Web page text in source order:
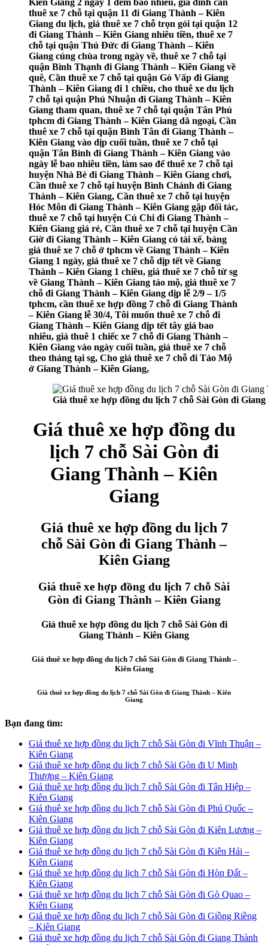
Kiên Giang 2 ngày 1 đêm bao nhiêu, gia đình cần
thuê xe 7 chỗ tại quận 11 đi Giang Thành – Kiên
Giang du lịch, giá thuê xe 7 chỗ trọn gói tại quận 12
đi Giang Thành – Kiên Giang nhiêu tiền, thuê xe 7
chỗ tại quận Thủ Đức đi Giang Thành – Kiên
Giang cúng chùa trong ngày về, thuê xe 7 chỗ tại
quận Bình Thạnh đi Giang Thành – Kiên Giang về
quê, Cần thuê xe 7 chỗ tại quận Gò Vấp đi Giang
Thành – Kiên Giang đi 1 chiều, cho thuê xe du lịch
7 chỗ tại quận Phú Nhuận đi Giang Thành – Kiên
Giang tham quan, thuê xe 7 chỗ tại quận Tân Phú
tphcm đi Giang Thành – Kiên Giang dã ngoại, Cần
thuê xe 7 chỗ tại quận Bình Tân đi Giang Thành –
Kiên Giang vào dịp cuối tuần, thuê xe 7 chỗ tại
quận Tân Bình đi Giang Thành – Kiên Giang vào
ngày lễ bao nhiêu tiền, làm sao để thuê xe 7 chỗ tại
huyện Nhà Bè đi Giang Thành – Kiên Giang chơi,
Cần thuê xe 7 chỗ tại huyện Bình Chánh đi Giang
Thành – Kiên Giang, Cần thuê xe 7 chỗ tại huyện
Hóc Môn đi Giang Thành – Kiên Giang gặp đối tác,
thuê xe 7 chỗ tại huyện Củ Chi đi Giang Thành –
Kiên Giang giá rẻ, Cần thuê xe 7 chỗ tại huyện Cần
Giờ đi Giang Thành – Kiên Giang có tài xế, bảng
giá thuê xe 7 chỗ ở tphcm về Giang Thành – Kiên
Giang 1 ngày, giá thuê xe 7 chỗ dịp tết về Giang
Thành – Kiên Giang 1 chiều, giá thuê xe 7 chỗ từ sg
về Giang Thành – Kiên Giang tảo mộ, giá thuê xe 7
chỗ đi Giang Thành – Kiên Giang dịp lễ 2/9 – 1/5
tphcm, cần thuê xe hợp đồng 7 chỗ đi Giang Thành
– Kiên Giang lễ 30/4, Tôi muốn thuê xe 7 chỗ đi
Giang Thành – Kiên Giang dịp tết tây giá bao
nhiêu, giá thuê 1 chiếc xe 7 chỗ đi Giang Thành –
Kiên Giang vào ngày cuối tuần, giá thuê xe 7 chỗ
theo tháng tại sg, Cho giá thuê xe 7 chỗ đi Tảo Mộ
ở Giang Thành – Kiên Giang,
Giá thuê xe hợp đồng du lịch 7 chỗ Sài Gòn đi
Giá thuê xe hợp đồng du
lịch 7 chỗ Sài Gòn đi
Giang Thành – Kiên
Giang
Giá thuê xe hợp đồng du lịch 7
chỗ Sài Gòn đi Giang Thành –
Kiên Giang
Giá thuê xe hợp đồng du lịch 7 chỗ Sài
Gòn đi Giang Thành – Kiên Giang
Giá thuê xe hợp đồng du lịch 7 chỗ Sài Gòn đi
Giang Thành – Kiên Giang
Giá thuê xe hợp đồng du lịch 7 chỗ Sài Gòn đi Giang Thành –
Kiên Giang
Giá thuê xe hợp đồng du lịch 7 chỗ Sài Gòn đi Giang Thành – Kiên
Giang
Bạn đang tìm:
Giá thuê xe hợp đồng du lịch 7 chỗ Sài Gòn đi Vĩnh Thuận –
Kiên Giang
Giá thuê xe hợp đồng du lịch 7 chỗ Sài Gòn đi U Minh
Thượng – Kiên Giang
Giá thuê xe hợp đồng du lịch 7 chỗ Sài Gòn đi Tân Hiệp –
Kiên Giang
Giá thuê xe hợp đồng du lịch 7 chỗ Sài Gòn đi Phú Quốc –
Kiên Giang
Giá thuê xe hợp đồng du lịch 7 chỗ Sài Gòn đi Kiên Lương –
Kiên Giang
Giá thuê xe hợp đồng du lịch 7 chỗ Sài Gòn đi Kiên Hải –
Kiên Giang
Giá thuê xe hợp đồng du lịch 7 chỗ Sài Gòn đi Hòn Đất –
Kiên Giang
Giá thuê xe hợp đồng du lịch 7 chỗ Sài Gòn đi Gò Quao –
Kiên Giang
Giá thuê xe hợp đồng du lịch 7 chỗ Sài Gòn đi Giồng Riềng
– Kiên Giang
Giá thuê xe hợp đồng du lịch 7 chỗ Sài Gòn đi Giang Thành